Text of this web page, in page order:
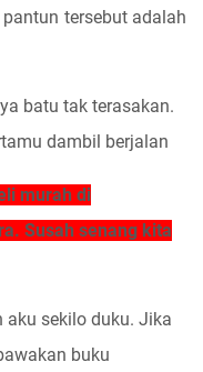
tersebut adalah
batu tak terasakan.
dambil berjalan
murah di
Susah senang kita
aku sekilo duku. Jika
buku